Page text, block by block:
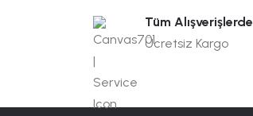
Tüm Alışverişlerde
Ücretsiz Kargo